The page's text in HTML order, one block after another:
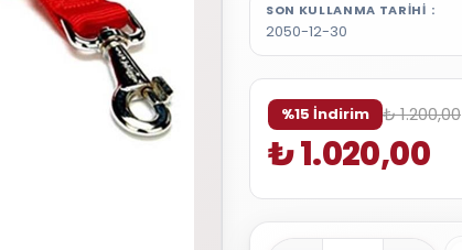
SON KULLANMA TARIHI
2050-12-30
%15 İndirim ₺ 1.200,00
₺ 1.020,00